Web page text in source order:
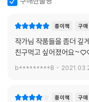
그리고 그림책 독립 출판사 ‘
우리가 별 이유 없이 이곳
■ 한 줄이라도 정성껏 쓰고
그림책을 사랑하는 모든 사
산문집이라는 특성상, 『그
종이책 구매
작가님 작품들을 좀더 깊
친구먹고 싶어졌어요
b*********8
종이책 구매